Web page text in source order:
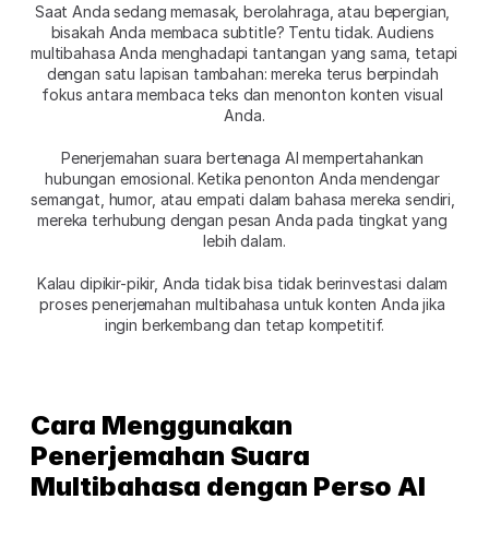
Saat Anda sedang memasak, berolahraga, atau bepergian,
bisakah Anda membaca subtitle? Tentu tidak. Audiens
multibahasa Anda menghadapi tantangan yang sama, tetapi
dengan satu lapisan tambahan: mereka terus berpindah
fokus antara membaca teks dan menonton konten visual
Anda.
Penerjemahan suara bertenaga AI mempertahankan
hubungan emosional. Ketika penonton Anda mendengar
semangat, humor, atau empati dalam bahasa mereka sendiri,
mereka terhubung dengan pesan Anda pada tingkat yang
lebih dalam.
Kalau dipikir-pikir, Anda tidak bisa tidak berinvestasi dalam
proses penerjemahan multibahasa untuk konten Anda jika
ingin berkembang dan tetap kompetitif.
Cara Menggunakan
Penerjemahan Suara
Multibahasa dengan Perso AI